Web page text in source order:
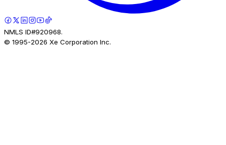
NMLS ID#920968.
© 1995-2026 Xe Corporation Inc.